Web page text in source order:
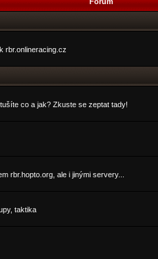
rbr.onlineracing.cz
co a jak? Zkuste se zeptat tady!
rbr.hopto.org, ale i jinými servery...
taktika